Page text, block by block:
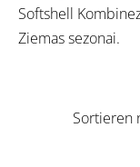
Softshell
Ziemas sezonai.
Sortieren